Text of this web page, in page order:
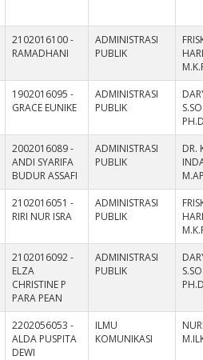
2102016100 -
RAMADHANI
ADMINISTRASI
PUBLIK
1902016095 -
GRACE EUNIKE
ADMINISTRASI
PUBLIK
2002016089 -
ANDI SYARIFA
BUDUR ASSAFI
ADMINISTRASI
PUBLIK
DR.
2102016051 -
RIRI NUR ISRA
ADMINISTRASI
PUBLIK
2102016092 -
ELZA
CHRISTINE P
PARA PEAN
ADMINISTRASI
PUBLIK
2202056053 -
ALDA PUSPITA
DEWI
ILMU
KOMUNIKASI